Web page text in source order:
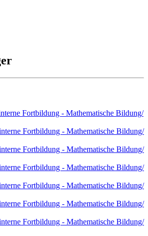
Fortbildung - Mathematische Bildung/
Fortbildung - Mathematische Bildung/
Fortbildung - Mathematische Bildung/
Fortbildung - Mathematische Bildung/
Fortbildung - Mathematische Bildung/
Fortbildung - Mathematische Bildung/
Fortbildung - Mathematische Bildung/